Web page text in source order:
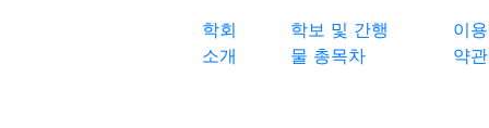
학회
소개
학보 및 간행
물 총목차
이용
약관